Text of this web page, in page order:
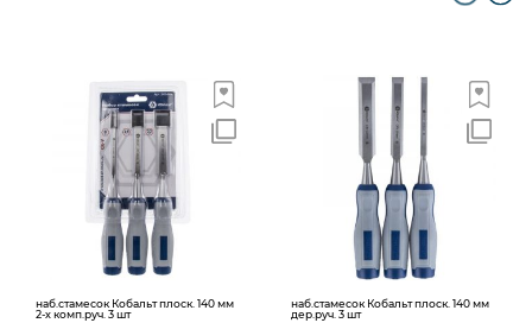
наб.стамесок Кобальт плоск. 140 мм
2-х комп.руч. 3 шт
наб.стамесок Кобальт плоск. 140 мм
дер.руч. 3 шт